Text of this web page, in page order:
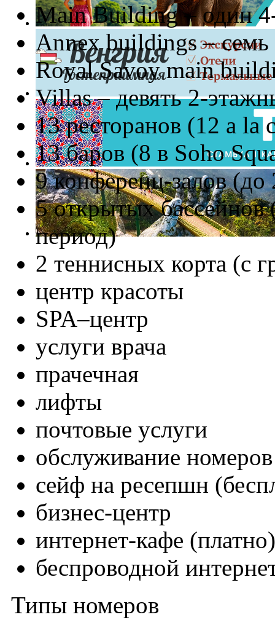
Main Building – один
Annex buildings –
Royal Savoy main
Villas – девять 2-
13 ресторанов (12 a la
13 баров (8 в Soho
9 конференц-залов (до
5 открытых
период)
2 теннисных корта (с
центр красоты
SPA–центр
услуги врача
прачечная
лифты
почтовые услуги
обслуживание номеров
сейф на ресепшн
бизнес-центр
интернет-кафе (платно)
беспроводной
Типы номеров